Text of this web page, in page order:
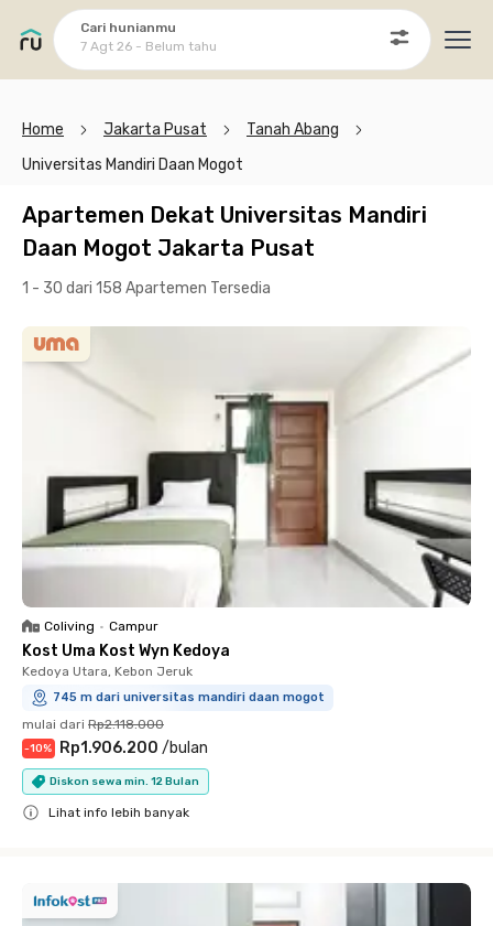
Cari hunianmu
7 Agt 26 - Belum tahu
Home Jakarta Pusat
Tanah Abang
Universitas Mandiri Daan Mogot
Apartemen Dekat Universitas Mandiri
Daan Mogot Jakarta Pusat
1 - 30 dari 158 Apartemen Tersedia
Coliving • Campur
Kost Uma Kost Wyn Kedoya
Kedoya Utara, Kebon Jeruk
745 m dari universitas mandiri daan mogot
mulai dari Rp2.118.000
-10% Rp1.906.200 /bulan
Diskon sewa min. 12 Bulan
Lihat info lebih banyak